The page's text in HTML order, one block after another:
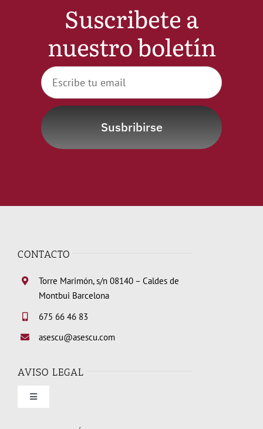
Suscribete a
nuestro boletín
Susbribirse
CONTACTO
Torre Marimón, s/n 08140 – Caldes de
Montbui Barcelona
675 66 46 83
asescu@asescu.com
AVISO LEGAL
Toggle
Condiciones de uso